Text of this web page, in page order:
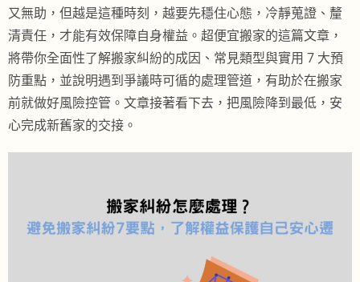
又無助，但越是這種時刻，越要先穩住心態，冷靜蒐證、釐
清責任，才能有效保障自身權益。超便宜搬家的這篇文章，
將帶你全面性了解搬家糾紛的成因、常見類型與實用 7 大預
防重點，並說明遇到爭議時可循的處理管道，有助於在搬家
前就做好風險控管。文章接著看下去，把風險降到最低，安
心完成新舊家的交接。